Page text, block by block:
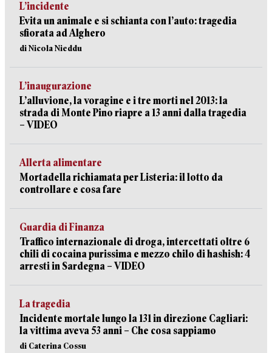
L’incidente
Evita un animale e si schianta con l’auto: tragedia
sfiorata ad Alghero
di Nicola Nieddu
L’inaugurazione
L’alluvione, la voragine e i tre morti nel 2013: la
strada di Monte Pino riapre a 13 anni dalla tragedia
– VIDEO
Allerta alimentare
Mortadella richiamata per Listeria: il lotto da
controllare e cosa fare
Guardia di Finanza
Traffico internazionale di droga, intercettati oltre 6
chili di cocaina purissima e mezzo chilo di hashish: 4
arresti in Sardegna – VIDEO
La tragedia
Incidente mortale lungo la 131 in direzione Cagliari:
la vittima aveva 53 anni – Che cosa sappiamo
di Caterina Cossu